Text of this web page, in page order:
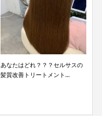
あなたはどれ？？？セルサスの
髪質改善トリートメント...